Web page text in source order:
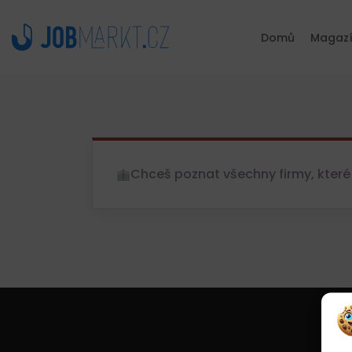
Domů
Chceš poznat všechny firmy,